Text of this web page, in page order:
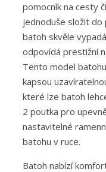
pomocník na cesty
jednoduše složit do
batoh skvěle
odpovídá prestižní
Tento model
kapsou
které lze batoh
2 poutka pro
nastavitelné
batohu v ruce.
Batoh nabízí